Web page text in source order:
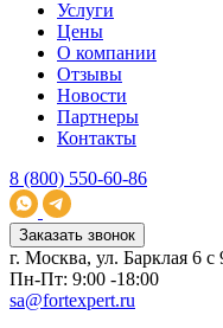
Услуги
Цены
О компании
Отзывы
Новости
Партнеры
Контакты
8 (800) 550-60-86
Заказать звонок
г. Москва, ул. Барклая 6 с
Пн-Пт: 9:00 -18:00
sa@fortexpert.ru